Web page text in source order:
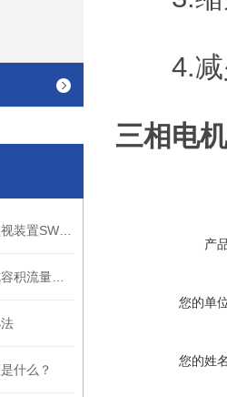
什么？
4.减少
三相电
产
您的单
您的姓